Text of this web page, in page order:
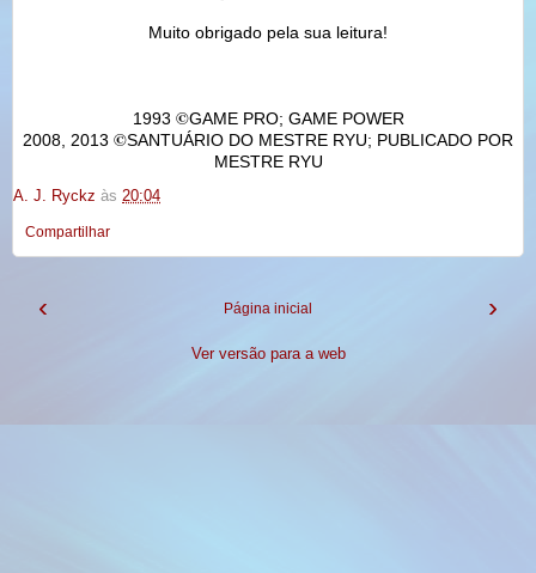
Muito obrigado pela sua leitura!
1993 ©GAME PRO; GAME POWER
2008, 2013 ©SANTUÁRIO DO MESTRE RYU; PUBLICADO POR
MESTRE RYU
A. J. Ryckz às 20:04
Compartilhar
‹ ›
Página inicial
Ver versão para a web